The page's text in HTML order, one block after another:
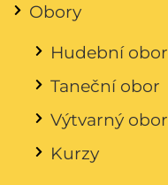
Obory
Hudební obor
Taneční obor
Výtvarný obor
Kurzy